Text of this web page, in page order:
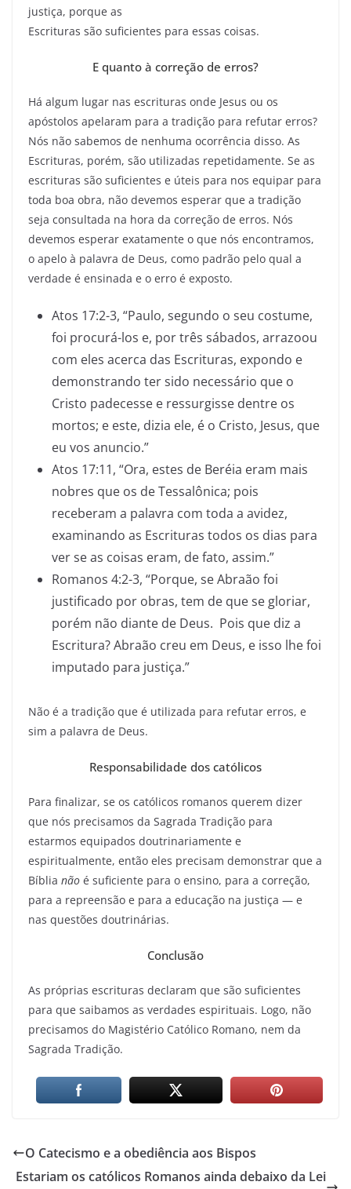
justiça, porque as
Escrituras são suficientes para essas coisas.
E quanto à correção de erros?
Há algum lugar nas escrituras onde Jesus ou os
apóstolos apelaram para a tradição para refutar erros?
Nós não sabemos de nenhuma ocorrência disso. As
Escrituras, porém, são utilizadas repetidamente. Se as
escrituras são suficientes e úteis para nos equipar para
toda boa obra, não devemos esperar que a tradição
seja consultada na hora da correção de erros. Nós
devemos esperar exatamente o que nós encontramos,
o apelo à palavra de Deus, como padrão pelo qual a
verdade é ensinada e o erro é exposto.
Atos 17:2-3, “Paulo, segundo o seu costume,
foi procurá-los e, por três sábados, arrazoou
com eles acerca das Escrituras, expondo e
demonstrando ter sido necessário que o
Cristo padecesse e ressurgisse dentre os
mortos; e este, dizia ele, é o Cristo, Jesus, que
eu vos anuncio.”
Atos 17:11, “Ora, estes de Beréia eram mais
nobres que os de Tessalônica; pois
receberam a palavra com toda a avidez,
examinando as Escrituras todos os dias para
ver se as coisas eram, de fato, assim.”
Romanos 4:2-3, “Porque, se Abraão foi
justificado por obras, tem de que se gloriar,
porém não diante de Deus. Pois que diz a
Escritura? Abraão creu em Deus, e isso lhe foi
imputado para justiça.”
Não é a tradição que é utilizada para refutar erros, e
sim a palavra de Deus.
Responsabilidade dos católicos
Para finalizar, se os católicos romanos querem dizer
que nós precisamos da Sagrada Tradição para
estarmos equipados doutrinariamente e
espiritualmente, então eles precisam demonstrar que a
Bíblia não é suficiente para o ensino, para a correção,
para a repreensão e para a educação na justiça — e
nas questões doutrinárias.
Conclusão
As próprias escrituras declaram que são suficientes
para que saibamos as verdades espirituais. Logo, não
precisamos do Magistério Católico Romano, nem da
Sagrada Tradição.
O Catecismo e a obediência aos Bispos
Estariam os católicos Romanos ainda debaixo da Lei